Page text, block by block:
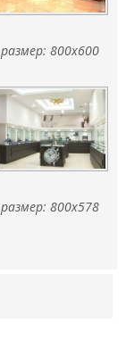
размер: 800x600
размер: 800x578